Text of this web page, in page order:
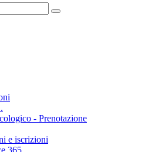
- Prenotazione
e iscrizioni